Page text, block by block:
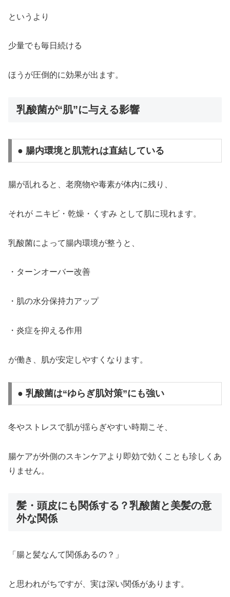
というより
少量でも毎日続ける
ほうが圧倒的に効果が出ます。
乳酸菌が“肌”に与える影響
● 腸内環境と肌荒れは直結している
腸が乱れると、老廃物や毒素が体内に残り、
それが ニキビ・乾燥・くすみ として肌に現れます。
乳酸菌によって腸内環境が整うと、
・ターンオーバー改善
・肌の水分保持力アップ
・炎症を抑える作用
が働き、肌が安定しやすくなります。
● 乳酸菌は“ゆらぎ肌対策”にも強い
冬やストレスで肌が揺らぎやすい時期こそ、
腸ケアが外側のスキンケアより即効で効くことも珍しくあ
りません。
髪・頭皮にも関係する？乳酸菌と美髪の意
外な関係
「腸と髪なんて関係あるの？」
と思われがちですが、実は深い関係があります。